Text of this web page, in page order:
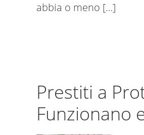
abbia o meno […]
Prestiti a
Funzionano